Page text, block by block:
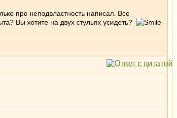
про неподвластность написал. Все
Вы хотите на двух стульях усидеть?